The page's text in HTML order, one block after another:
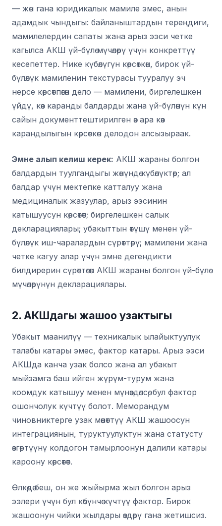
— жөн гана юридикалык мамиле эмес, анын
адамдык чындыгы: байланыштардын тереңдиги,
мамилелердин сапаты жана арыз ээси четке
кагылса АКШ үй-бүлө мүчөлөрү үчүн конкреттүү
кесепеттер. Нике күбөлүгүн көрсөткөн, бирок үй-
бүлөлүк мамиленин текстурасы тууралуу эч
нерсе көрсөтпөгөн дело — мамилени, биргелешкен
үйдү, көз каранды балдарды жана үй-бүлөнүн күн
сайын документтештирилген өз ара көз
карандылыгын көрсөткөн делодон алсызыраак.
Эмне алып келиш керек: АКШ жараны болгон
балдардын туулгандыгы жөнүндө күбөлүктөр; ал
балдар үчүн мектепке катталуу жана
медициналык жазуулар, арыз ээсинин
катышуусун көрсөтөт; биргелешкен салык
декларациялары; убакыттын өтүшү менен үй-
бүлөлүк иш-чаралардын сүрөттөрү; мамилени жана
четке кагуу алар үчүн эмне дегендикти
билдирерин сүрөттөгөн АКШ жараны болгон үй-бүлө
мүчөлөрүнүн декларациялары.
2. АКШдагы жашоо узактыгы
Убакыт маанилүү — техникалык ылайыктуулук
талабы катары эмес, фактор катары. Арыз ээси
АКШда канча узак болсо жана ал убакыт
мыйзамга баш ийген жүрүм-турум жана
коомдук катышуу менен мүнөздөлсө, бул фактор
ошончолук күчтүү болот. Меморандум
чиновниктерге узак мөөнөттүү АКШ жашоосун
интеграциянын, туруктуулуктун жана статусту
өзгөртүүнү колдогон тамырлоонун далили катары
кароону көрсөтөт.
Өлкөдө беш, он же жыйырма жыл болгон арыз
ээлери үчүн бул көбүнчө күчтүү фактор. Бирок
жашоонун чийки жылдары өздөрү гана жетишсиз.